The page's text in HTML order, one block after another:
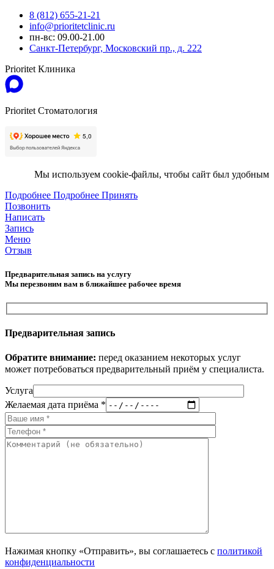
8 (812) 655-21-21
info@prioritetclinic.ru
пн-вс: 09.00-21.00
Санкт-Петербург, Московский пр., д. 222
Prioritet Клиника
Prioritet Стоматология
Мы используем cookie-файлы, чтобы сайт был удобным
Подробнее Подробнее Принять
Позвонить
Написать
Запись
Меню
Отзыв
Предварительная запись на услугу
Мы перезвоним вам в ближайшее рабочее время
Предварительная запись
Обратите внимание: перед оказанием некоторых услуг
может потребоваться предварительный приём у специалиста.
Услуга
Желаемая дата приёма *
Нажимая кнопку «Отправить», вы соглашаетесь с политикой
конфиденциальности